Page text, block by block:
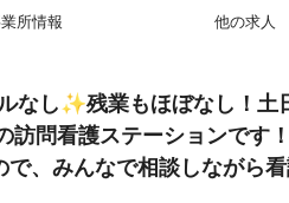
所情報 他の求人
なし✨残業もほぼなし！土
問看護ステーションです
、みんなで相談しながら